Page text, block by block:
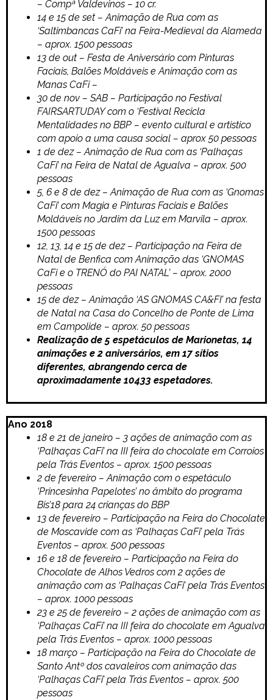
– Compª Valdevinos – 10 cr.
14 e 15 de set – Animação de Rua com as
‘Saltimbancas CaFi’ na Feira-Medieval da Alameda
– aprox. 1500 pessoas
13 de out – Festa de Aniversário com Pinturas
Faciais, Balões Moldáveis e Animação com as
Manas CaFi –
30 de nov – SAB – Participação no Festival
FAIRSARTUDAY com o ‘Festival Recicla
Mentalidades no BBP – evento cultural e artistico
com apoio a uma causa social – aprox 50 pessoas
1 de dez – Animação de Rua com as ‘Palhaças
CaFi’ na Feira de Natal de Agualva – aprox. 500
pessoas
5, 6 e 8 de dez – Animação de Rua com as ‘Gnomas
CaFi’ com Magia e Pinturas Faciais e Balões
Moldáveis no Jardim da Luz em Marvila – aprox.
1500 pessoas
12, 13, 14 e 15 de dez – Participação na Feira de
Natal de Benfica com Animação das ‘GNOMAS
CaFi e o TRENÓ do PAI NATAL’ – aprox. 2000
pessoas
15 de dez – Animação ‘AS GNOMAS CA&FI’ na festa
de Natal na Casa do Concelho de Ponte de Lima
em Campolide – aprox. 50 pessoas
Realização de 5 espetáculos de Marionetas, 14
animações e 2 aniversários, em 17 sítios
diferentes, abrangendo cerca de
aproximadamente 10433 espetadores.
Ano 2018
18 e 21 de janeiro – 3 ações de animação com as
‘Palhaças CaFi’ na III feira do chocolate em Corroios
pela Trás Eventos – aprox. 1500 pessoas
2 de fevereiro – Animação com o espetáculo
‘Princesinha Papelotes’ no âmbito do programa
Bis’18 para 24 crianças do BBP
13 de fevereiro – Participação na Feira do Chocolate
de Moscavide com as ‘Palhaças CaFi’ pela Trás
Eventos – aprox. 500 pessoas
16 e 18 de fevereiro – Participação na Feira do
Chocolate de Alhos Vedros com 2 ações de
animação com as ‘Palhaças CaFi’ pela Trás Eventos
– aprox. 1000 pessoas
23 e 25 de fevereiro – 2 ações de animação com as
‘Palhaças CaFi’ na III feira do chocolate em Agualva
pela Trás Eventos – aprox. 1000 pessoas
18 março – Participação na Feira do Chocolate de
Santo Antº dos cavaleiros com animação das
‘Palhaças CaFi’ pela Trás Eventos – aprox. 500
pessoas